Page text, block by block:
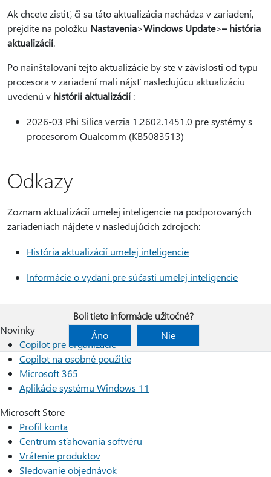
Ak chcete zistiť, či sa táto aktualizácia nachádza v zariadení,
prejdite na položku Nastavenia>Windows Update>– história
aktualizácií.
Po nainštalovaní tejto aktualizácie by ste v závislosti od typu
procesora v zariadení mali nájsť nasledujúcu aktualizáciu
uvedenú v histórii aktualizácií:
2026-03 Phi Silica verzia 1.2602.1451.0 pre systémy s
procesorom Qualcomm (KB5083513)
Odkazy
Zoznam aktualizácií umelej inteligencie na podporovaných
zariadeniach nájdete v nasledujúcich zdrojoch:
História aktualizácií umelej inteligencie
Informácie o vydaní pre súčasti umelej inteligencie
Boli tieto informácie užitočné?
Áno
Nie
Novinky
Copilot pre organizácie
Copilot na osobné použitie
Microsoft 365
Aplikácie systému Windows 11
Microsoft Store
Profil konta
Centrum sťahovania softvéru
Vrátenie produktov
Sledovanie objednávok